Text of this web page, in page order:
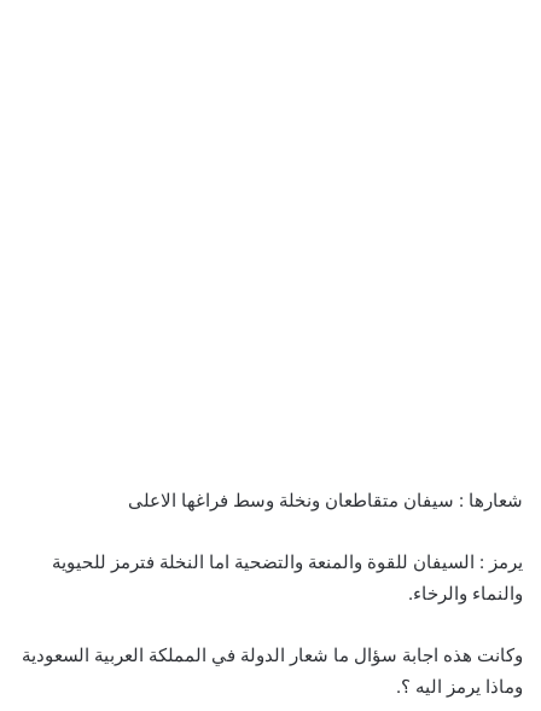
شعارها : سيفان متقاطعان ونخلة وسط فراغها الاعلى
يرمز : السيفان للقوة والمنعة والتضحية اما النخلة فترمز للحيوية
والنماء والرخاء.
وكانت هذه اجابة سؤال ما شعار الدولة في المملكة العربية السعودية
وماذا يرمز اليه ؟.